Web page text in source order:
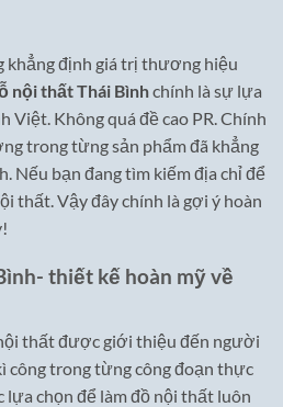
khẳng định giá trị thương hiệu
nội thất Thái Bìnhchính là sự lựa
Việt. Không quá đề cao PR. Chính
trong từng sản phẩm đã khẳng
Nếu bạn đang tìm kiếm địa chỉ để
thất. Vậy đây chính là gợi ý hoàn
thiết kế hoàn mỹ về
thất được giới thiệu đến người
công trong từng công đoạn thực
chọn để làm đồ nội thất luôn